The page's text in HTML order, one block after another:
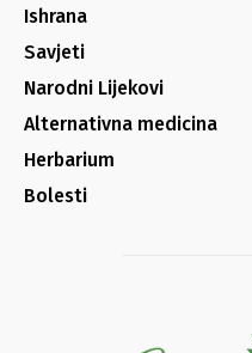
Ishrana
Savjeti
Narodni Lijekovi
Alternativna medicina
Herbarium
Bolesti